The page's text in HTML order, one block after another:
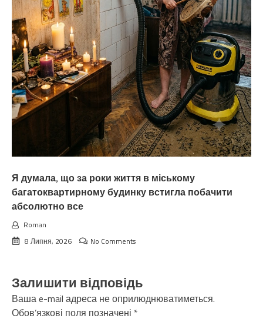
Я думала, що за роки життя в міському
багатоквартирному будинку встигла побачити
абсолютно все
Roman
8 Липня, 2026
No Comments
Залишити відповідь
Ваша e-mail адреса не оприлюднюватиметься.
Обов’язкові поля позначені *